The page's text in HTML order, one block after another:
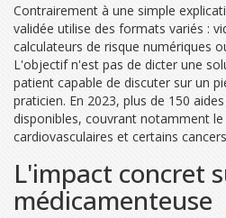
Contrairement à une simple
validée utilise des formats variés :
calculateurs de risque numériques
L'objectif n'est pas de dicter une
patient capable de discuter sur un
praticien. En 2023, plus de 150
disponibles, couvrant notamment
cardiovasculaires et certains
L'impact concret
médicamenteuse